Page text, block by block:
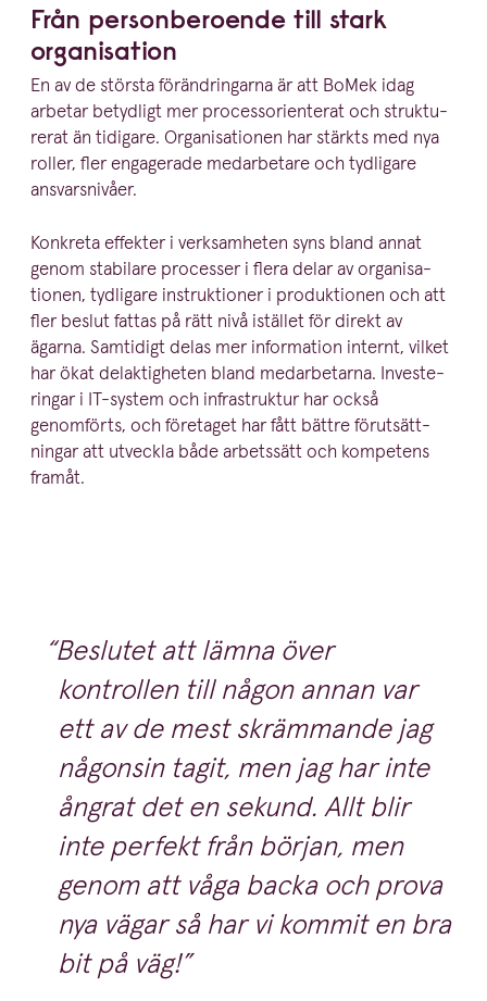
Från person­be­roende till stark
organisation
En av de största föränd­ringarna är att BoMek idag
arbetar betydligt mer proces­s­o­ri­en­terat och struk­tu­
rerat än tidigare. Organi­sa­tionen har stärkts med nya
roller, fler engagerade medarbetare och tydligare
ansvarsnivåer.
Konkreta effekter i verksam­heten syns bland annat
genom stabilare processer i flera delar av organi­sa­
tionen, tydligare instruk­tioner i produk­tionen och att
fler beslut fattas på rätt nivå istället för direkt av
ägarna. Samtidigt delas mer information internt, vilket
har ökat delak­tig­heten bland medar­be­tarna. Investe­
ringar i IT-system och infra­struktur har också
genomförts, och företaget har fått bättre förut­sätt­
ningar att utveckla både arbetssätt och kompetens
framåt.
Beslutet att lämna över
kontrollen till någon annan var
ett av de mest skrämmande jag
någonsin tagit, men jag har inte
ångrat det en sekund. Allt blir
inte perfekt från början, men
genom att våga backa och prova
nya vägar så har vi kommit en bra
bit på väg!